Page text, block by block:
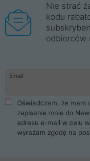
Nie strać
kodu
odbiorców
Email
Oświadczam, że mam
zapisanie mnie do
adresu e-mail w celu
wyrażam zgodę na